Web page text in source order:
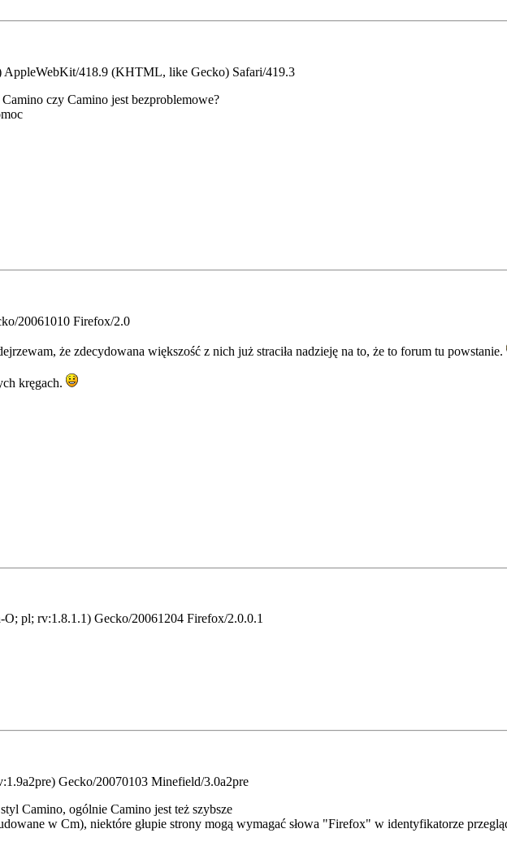
418.9 (KHTML, like Gecko) Safari/419.3
czy Camino jest bezproblemowe?
20061010 Firefox/2.0
że zdecydowana większość z nich już straciła nadzieję na to, że to forum tu powstanie.
kręgach.
pl; rv:1.8.1.1) Gecko/20061204 Firefox/2.0.0.1
Gecko/20070103 Minefield/3.0a2pre
Camino, ogólnie Camino jest też szybsze
w Cm), niektóre głupie strony mogą wymagać słowa "Firefox" w identyfikatorze